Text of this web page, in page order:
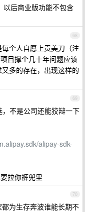
以后商业版功能不包含
68
个人自愿上贡美刀（注
目撑个几十年问题应该
多的存在，出现这样的
69
不是公司还能狡辩一下
alipay-sdk-
拉你裤兜里
70
为生存奔波谁能长期不